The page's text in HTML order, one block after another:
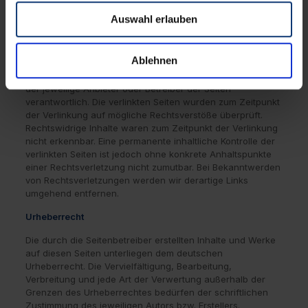
Auswahl erlauben
Ablehnen
Unser Angebot enthält Links zu externen Websites Dritter,
können wir für diese fremden Inhalte auch keine Gewähr
übernehmen. Für die Inhalte der verlinkten Seiten ist stets
der jeweilige Anbieter oder Betreiber der Seiten
verantwortlich. Die verlinkten Seiten wurden zum Zeitpunkt
der Verlinkung auf mögliche Rechtsverstöße überprüft.
Rechtswidrige Inhalte waren zum Zeitpunkt der Verlinkung
nicht erkennbar. Eine permanente inhaltliche Kontrolle der
verlinkten Seiten ist jedoch ohne konkrete Anhaltspunkte
einer Rechtsverletzung nicht zumutbar. Bei Bekanntwerden
von Rechtsverletzungen werden wir derartige Links
umgehend entfernen.
Urheberrecht
Die durch die Seitenbetreiber erstellten Inhalte und Werke
auf diesen Seiten unterliegen dem deutschen
Urheberrecht. Die Vervielfältigung, Bearbeitung,
Verbreitung und jede Art der Verwertung außerhalb der
Grenzen des Urheberrechtes bedürfen der schriftlichen
Zustimmung des jeweiligen Autors bzw. Erstellers.